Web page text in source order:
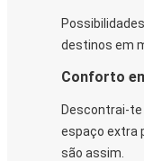
destinos em
Conforto
Descontrai-
espaço extra
são assim.